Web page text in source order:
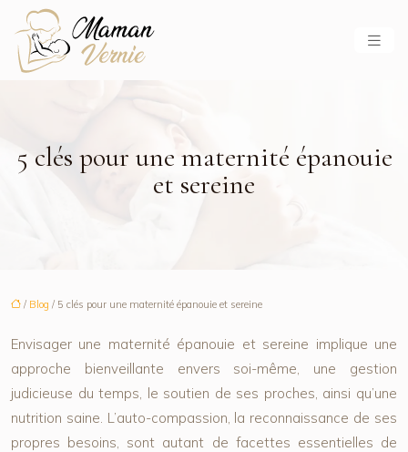
5 clés pour une maternité épanouie
et sereine
/ Blog / 5 clés pour une maternité épanouie et sereine
Envisager une maternité épanouie et sereine implique une
approche bienveillante envers soi-même, une gestion
judicieuse du temps, le soutien de ses proches, ainsi qu’une
nutrition saine. L’auto-compassion, la reconnaissance de ses
propres besoins, sont autant de facettes essentielles de